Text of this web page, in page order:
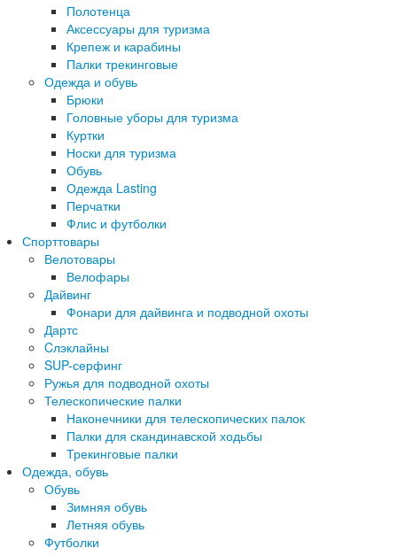
Полотенца
Аксессуары для туризма
Крепеж и карабины
Палки трекинговые
Одежда и обувь
Брюки
Головные уборы для туризма
Куртки
Носки для туризма
Обувь
Одежда Lasting
Перчатки
Флис и футболки
Спорттовары
Велотовары
Велофары
Дайвинг
Фонари для дайвинга и подводной охоты
Дартс
Cлэклайны
SUP-серфинг
Ружья для подводной охоты
Телескопические палки
Наконечники для телескопических палок
Палки для скандинавской ходьбы
Трекинговые палки
Одежда, обувь
Обувь
Зимняя обувь
Летняя обувь
Футболки